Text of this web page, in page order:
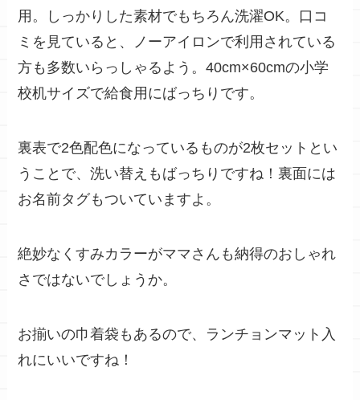
用 。しっかりした素材でもちろん洗濯OK。口コ
ミを見ていると、ノーアイロンで利用されている
方も多数いらっしゃるよう。40cm×60cmの小学
校机サイズで給食用にばっちりです。
裏表で2色配色になっているものが2枚セットとい
うことで、洗い替えもばっちりですね！裏面には
お名前タグもついていますよ。
絶妙なくすみカラーがママさんも納得のおしゃれ
さではないでしょうか。
お揃いの巾着袋もあるので、ランチョンマット入
れにいいですね！